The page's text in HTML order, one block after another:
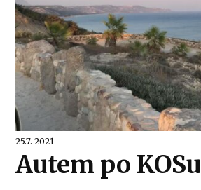
25.7. 2021
Autem po KOSu